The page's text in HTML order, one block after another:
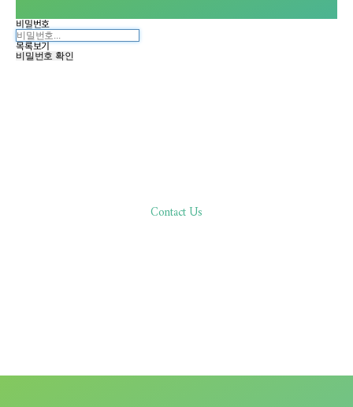
비밀번호
목록보기
비밀번호 확인
Contact Us